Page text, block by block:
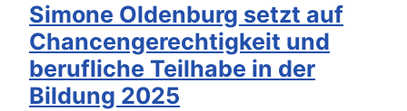
Simone Oldenburg setzt auf
Chancengerechtigkeit und
berufliche Teilhabe in der
Bildung 2025